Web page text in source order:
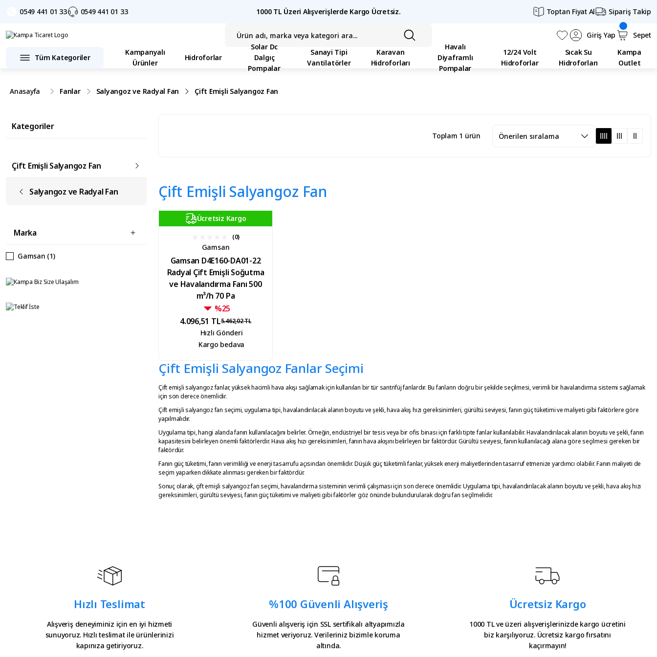
0549 441 01 33 0549 441 01 33 1000 TL Üzeri Alışverişlerde Kargo Ücretsiz. Toptan Fiyat Al Sipariş Takip
Giriş Yap Sepet
Tüm Kategoriler
Kampanyalı
Ürünler
Hidroforlar
Solar Dc
Dalgıç
Pompalar
Sanayi Tipi
Vantilatörler
Karavan
Hidroforları
Havalı
Diyaframlı
Pompalar
12/24 Volt
Hidroforlar
Sıcak Su
Hidroforları
Kampa
Outlet
Anasayfa Fanlar Salyangoz ve Radyal Fan Çift Emişli Salyangoz Fan
Kategoriler
Çift Emişli Salyangoz Fan
Salyangoz ve Radyal Fan
Marka
Gamsan (1)
Toplam 1 ürün
Çift Emişli Salyangoz Fan
Ücretsiz Kargo
(0)
Gamsan
Gamsan D4E160-DA01-22
Radyal Çift Emişli Soğutma
ve Havalandırma Fanı 500
m³/h 70 Pa
%25
4.096,51 TL5.462,02 TL
Hızlı Gönderi
Kargo bedava
Çift Emişli Salyangoz Fanlar Seçimi
Çift emişli salyangoz fanlar, yüksek hacimli hava akışı sağlamak için kullanılan bir tür santrifüj fanlardır. Bu fanların doğru bir şekilde seçilmesi, verimli bir havalandırma sistemi sağlamak
için son derece önemlidir.
Çift emişli salyangoz fan seçimi, uygulama tipi, havalandırılacak alanın boyutu ve şekli, hava akış hızı gereksinimleri, gürültü seviyesi, fanın güç tüketimi ve maliyeti gibi faktörlere göre
yapılmalıdır.
Uygulama tipi, hangi alanda fanın kullanılacağını belirler. Örneğin, endüstriyel bir tesis veya bir ofis binası için farklı tipte fanlar kullanılabilir. Havalandırılacak alanın boyutu ve şekli, fanın
kapasitesini belirleyen önemli faktörlerdir. Hava akış hızı gereksinimleri, fanın hava akışını belirleyen bir faktördür. Gürültü seviyesi, fanın kullanılacağı alana göre seçilmesi gereken bir
faktördür.
Fanın güç tüketimi, fanın verimliliği ve enerji tasarrufu açısından önemlidir. Düşük güç tüketimli fanlar, yüksek enerji maliyetlerinden tasarruf etmenize yardımcı olabilir. Fanın maliyeti de
seçim yaparken dikkate alınması gereken bir faktördür.
Sonuç olarak, çift emişli salyangoz fan seçimi, havalandırma sisteminin verimli çalışması için son derece önemlidir. Uygulama tipi, havalandırılacak alanın boyutu ve şekli, hava akış hızı
gereksinimleri, gürültü seviyesi, fanın güç tüketimi ve maliyeti gibi faktörler göz önünde bulundurularak doğru fan seçilmelidir.
Hızlı Teslimat
Alışveriş deneyiminiz için en iyi hizmeti
sunuyoruz. Hızlı teslimat ile ürünlerinizi
kapınıza getiriyoruz.
%100 Güvenli Alışveriş
Güvenli alışveriş için SSL sertifikalı altyapımızla
hizmet veriyoruz. Verileriniz bizimle koruma
altında.
Ücretsiz Kargo
1000 TL ve üzeri alışverişlerinizde kargo ücretini
biz karşılıyoruz. Ücretsiz kargo fırsatını
kaçırmayın!